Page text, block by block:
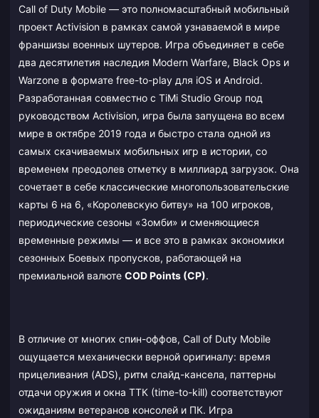
Call of Duty Mobile — это полномасштабный мобильный
проект Activision в рамках самой узнаваемой в мире
франшизы военных шутеров. Игра объединяет в себе
два десятилетия наследия Modern Warfare, Black Ops и
Warzone в формате free-to-play для iOS и Android.
Разработанная совместно с TiMi Studio Group под
руководством Activision, игра была запущена во всем
мире в октябре 2019 года и быстро стала одной из
самых скачиваемых мобильных игр в истории, со
временем преодолев отметку в миллиард загрузок. Она
сочетает в себе классические многопользовательские
карты 6 на 6, «Королевскую битву» на 100 игроков,
периодические сезоны «Зомби» и сменяющиеся
временные режимы — и все это в рамках экономики
сезонных Боевых пропусков, работающей на
премиальной валюте COD Points (CP).
В отличие от многих спин-оффов, Call of Duty Mobile
ощущается механически верной оригиналу: время
прицеливания (ADS), ритм слайд-кансела, паттерны
отдачи оружия и окна ТТК (time-to-kill) соответствуют
ожиданиям ветеранов консолей и ПК. Игра